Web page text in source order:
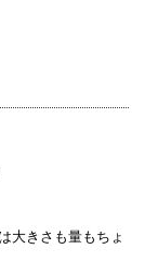
大きさも量もちょ